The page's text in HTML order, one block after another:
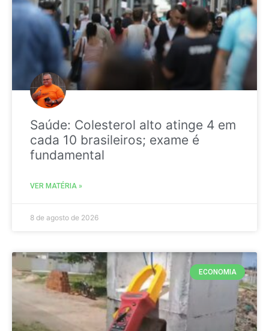
Saúde: Colesterol alto atinge 4 em
cada 10 brasileiros; exame é
fundamental
VER MATÉRIA »
8 de agosto de 2026
ECONOMIA